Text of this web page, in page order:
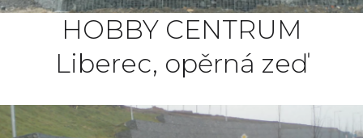
HOBBY CENTRUM
Liberec, opěrná zeď